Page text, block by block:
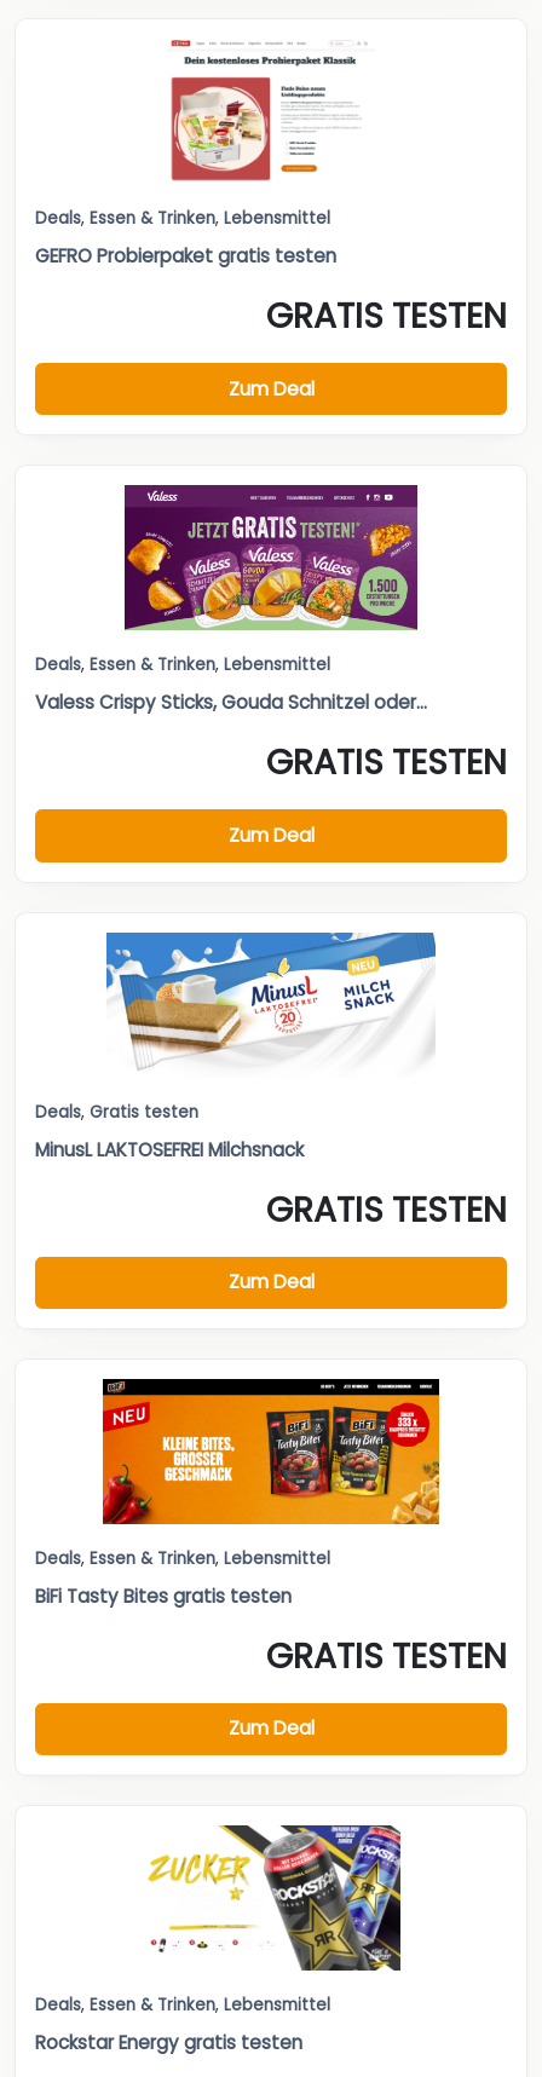
Deals, Essen & Trinken, Lebensmittel
GEFRO Probierpaket gratis testen
GRATIS TESTEN
Zum Deal
Deals, Essen & Trinken, Lebensmittel
Valess Crispy Sticks, Gouda Schnitzel oder...
GRATIS TESTEN
Zum Deal
Deals, Gratis testen
MinusL LAKTOSEFREI Milchsnack
GRATIS TESTEN
Zum Deal
Deals, Essen & Trinken, Lebensmittel
BiFi Tasty Bites gratis testen
GRATIS TESTEN
Zum Deal
Deals, Essen & Trinken, Lebensmittel
Rockstar Energy gratis testen